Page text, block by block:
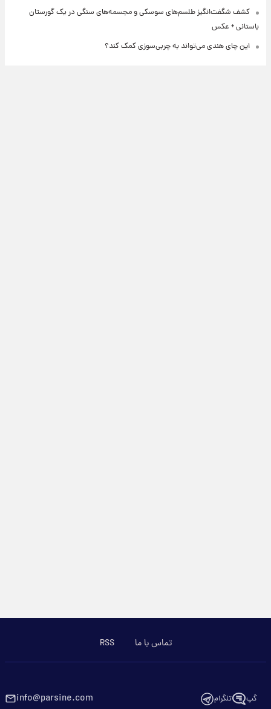
کشف شگفت‌انگیز طلسم‌های سوسکی و مجسمه‌های سنگی در یک گورستان
باستانی + عکس
این چای هندی می‌تواند به چربی‌سوزی کمک کند؟
تماس با ما RSS
گپ تلگرام info@parsine.com